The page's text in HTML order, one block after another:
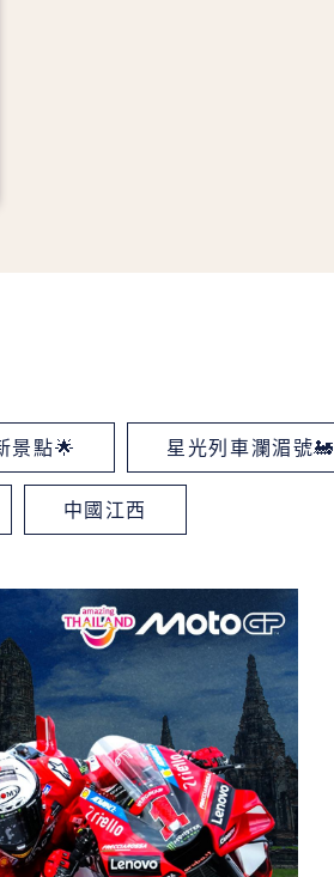
景點🌟 星光列車瀾湄號🚂
中國江西